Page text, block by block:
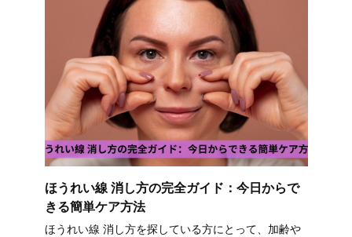
ほうれい線 消し方の完全ガイド：今日からで
きる簡単ケア方法
ほうれい線 消し方を探している方にとって、加齢や